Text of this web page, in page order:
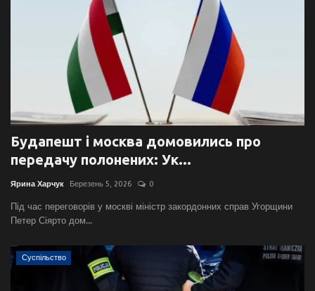
Будапешт і москва домовились про
передачу полонених: Ук...
Ярина Харчук Березень 5, 2026 0
Під час переговорів у москві міністр закордонних справ Угорщини
Петер Сіярто дом...
Суспільство